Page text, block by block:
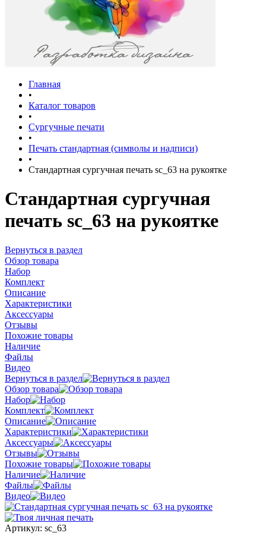
Главная
•
Каталог товаров
•
Сургучные печати
•
Печать стандартная (символы и надписи)
•
Стандартная сургучная печать sc_63 на рукоятке
Стандартная сургучная
печать sc_63 на рукоятке
Вернуться в раздел
Обзор товара
Набор
Комплект
Описание
Характеристики
Аксессуары
Отзывы
Похожие товары
Наличие
Файлы
Видео
Вернуться в раздел
Обзор товара
Набор
Комплект
Описание
Характеристики
Аксессуары
Отзывы
Похожие товары
Наличие
Файлы
Видео
Артикул: sc_63